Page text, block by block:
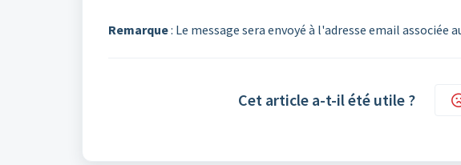
Remarque: Le message sera envoyé à l'adresse email
Cet article a-t-il été utile ?